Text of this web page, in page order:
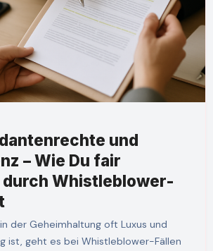
und
– Wie Du fair
Whistleblower-
ist, geht es bei Whistleblower-Fällen